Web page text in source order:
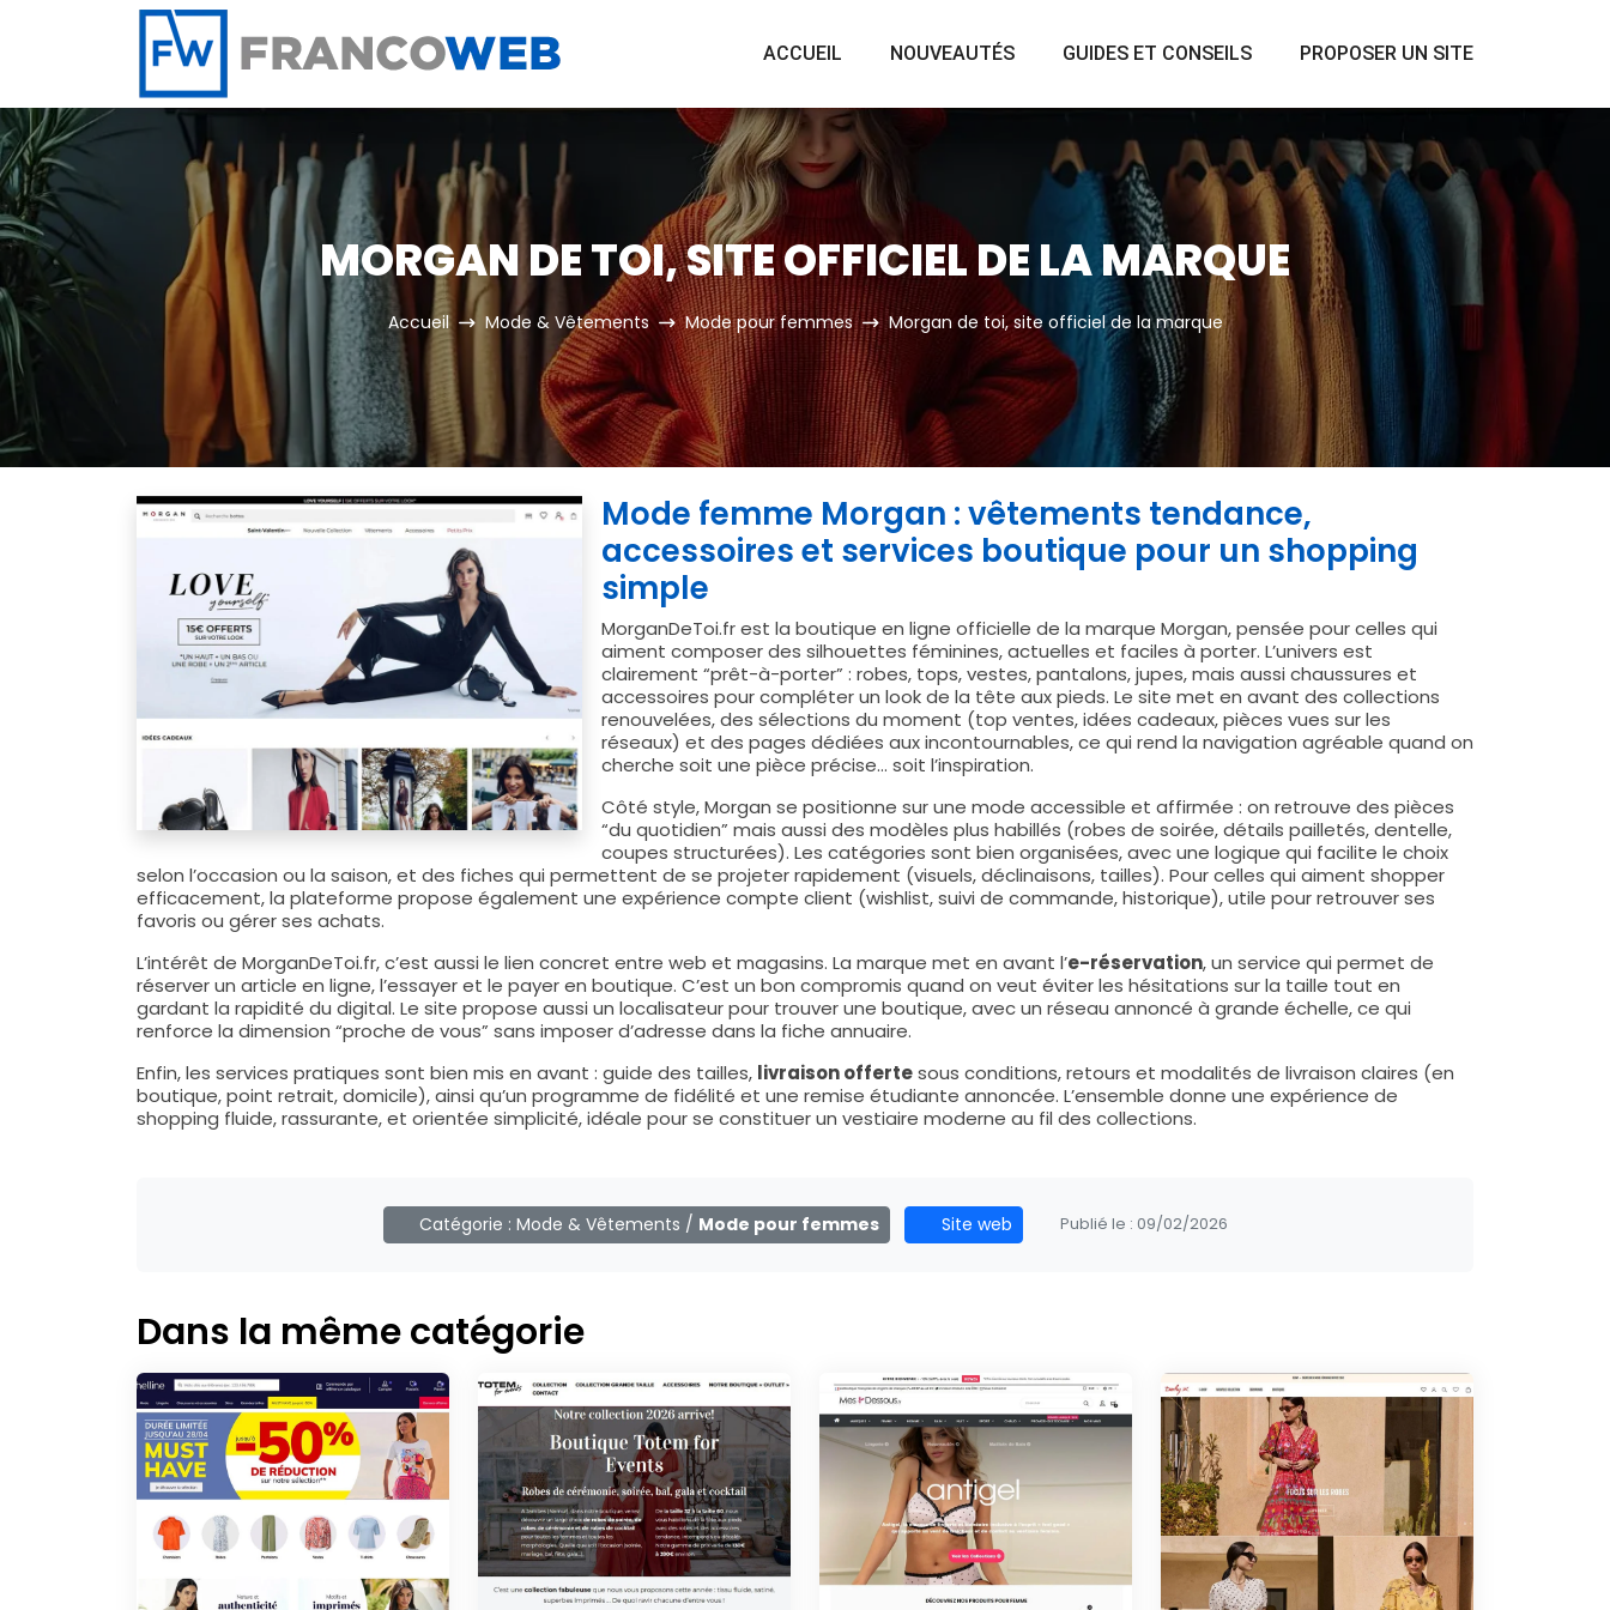
Panneau de gestion des cookies
ACCUEIL NOUVEAUTÉS GUIDES ET CONSEILS PROPOSER UN SITE
MORGAN DE TOI, SITE OFFICIEL DE LA MARQUE
Accueil Mode & Vêtements Mode pour femmes Morgan de toi, site officiel de la marque
Mode femme Morgan : vêtements tendance,
accessoires et services boutique pour un shopping
simple
MorganDeToi.fr est la boutique en ligne officielle de la marque Morgan, pensée pour celles qui
aiment composer des silhouettes féminines, actuelles et faciles à porter. L’univers est
clairement “prêt-à-porter” : robes, tops, vestes, pantalons, jupes, mais aussi chaussures et
accessoires pour compléter un look de la tête aux pieds. Le site met en avant des collections
renouvelées, des sélections du moment (top ventes, idées cadeaux, pièces vues sur les
réseaux) et des pages dédiées aux incontournables, ce qui rend la navigation agréable quand on
cherche soit une pièce précise… soit l’inspiration.
Côté style, Morgan se positionne sur une mode accessible et affirmée : on retrouve des pièces
“du quotidien” mais aussi des modèles plus habillés (robes de soirée, détails pailletés, dentelle,
coupes structurées). Les catégories sont bien organisées, avec une logique qui facilite le choix
selon l’occasion ou la saison, et des fiches qui permettent de se projeter rapidement (visuels, déclinaisons, tailles). Pour celles qui aiment shopper
efficacement, la plateforme propose également une expérience compte client (wishlist, suivi de commande, historique), utile pour retrouver ses
favoris ou gérer ses achats.
L’intérêt de MorganDeToi.fr, c’est aussi le lien concret entre web et magasins. La marque met en avant l’e-réservation, un service qui permet de
réserver un article en ligne, l’essayer et le payer en boutique. C’est un bon compromis quand on veut éviter les hésitations sur la taille tout en
gardant la rapidité du digital. Le site propose aussi un localisateur pour trouver une boutique, avec un réseau annoncé à grande échelle, ce qui
renforce la dimension “proche de vous” sans imposer d’adresse dans la fiche annuaire.
Enfin, les services pratiques sont bien mis en avant : guide des tailles, livraison offertesous conditions, retours et modalités de livraison claires (en
boutique, point retrait, domicile), ainsi qu’un programme de fidélité et une remise étudiante annoncée. L’ensemble donne une expérience de
shopping fluide, rassurante, et orientée simplicité, idéale pour se constituer un vestiaire moderne au fil des collections.
Catégorie : Mode & Vêtements / Mode pour femmes Site web Publié le : 09/02/2026
Dans la même catégorie